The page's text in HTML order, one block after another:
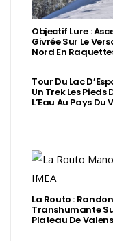
Objectif Lure :
Givrée Sur Le
Nord En
Tour Du Lac
Un Trek Les Pieds
L’Eau Au Pays Du
La Routo :
Transhumante
Plateau De